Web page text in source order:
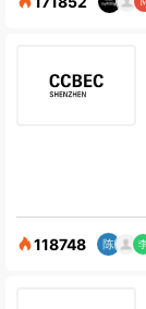
118748